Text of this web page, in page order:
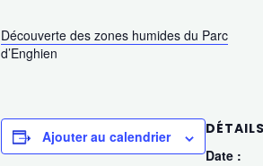
Découverte des zones humides du Parc
d’Enghien
Ajouter au calendrier
DÉTAILS
Date :